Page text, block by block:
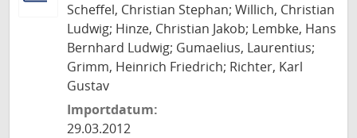
Scheffel, Christian Stephan; Willich, Christian
Ludwig; Hinze, Christian Jakob; Lembke, Hans
Bernhard Ludwig; Gumaelius, Laurentius;
Grimm, Heinrich Friedrich; Richter, Karl
Gustav
Importdatum:
29.03.2012